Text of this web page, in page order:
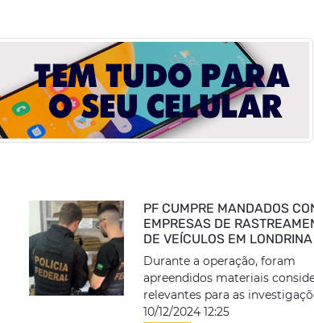
PF CUMPRE MANDADOS
EMPRESAS DE
DE VEÍCULOS EM LONDRINA
Durante a operação, foram
apreendidos materiais
relevantes para as
10/12/2024 12:25